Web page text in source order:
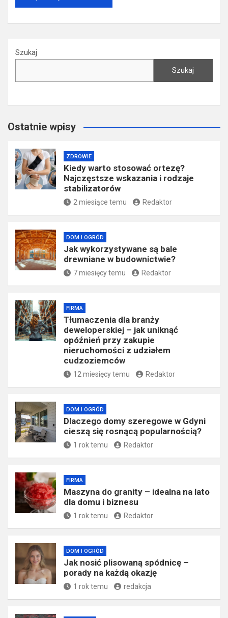
Szukaj
Szukaj
Ostatnie wpisy
ZDROWIE
Kiedy warto stosować ortezę?
Najczęstsze wskazania i rodzaje
stabilizatorów
2 miesiące temu Redaktor
DOM I OGRÓD
Jak wykorzystywane są bale
drewniane w budownictwie?
7 miesięcy temu Redaktor
FIRMA
Tłumaczenia dla branży
deweloperskiej – jak uniknąć
opóźnień przy zakupie
nieruchomości z udziałem
cudzoziemców
12 miesięcy temu Redaktor
DOM I OGRÓD
Dlaczego domy szeregowe w Gdyni
cieszą się rosnącą popularnością?
1 rok temu Redaktor
FIRMA
​Maszyna do granity – idealna na lato
dla domu i biznesu
1 rok temu Redaktor
DOM I OGRÓD
Jak nosić plisowaną spódnicę –
porady na każdą okazję
1 rok temu redakcja